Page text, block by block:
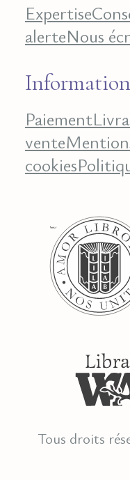
Expertise
alerteNous
Paiement
vente
cookies
Tous droits